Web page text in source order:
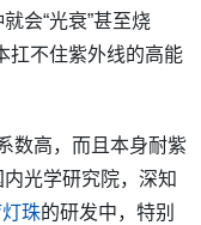
会“光衰”甚至烧
扛不住紫外线的高能
数高，而且本身耐紫
光学研究院，深知
珠的研发中，特别